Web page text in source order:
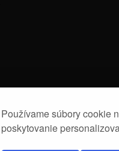
Používame súbory cookie
poskytovanie